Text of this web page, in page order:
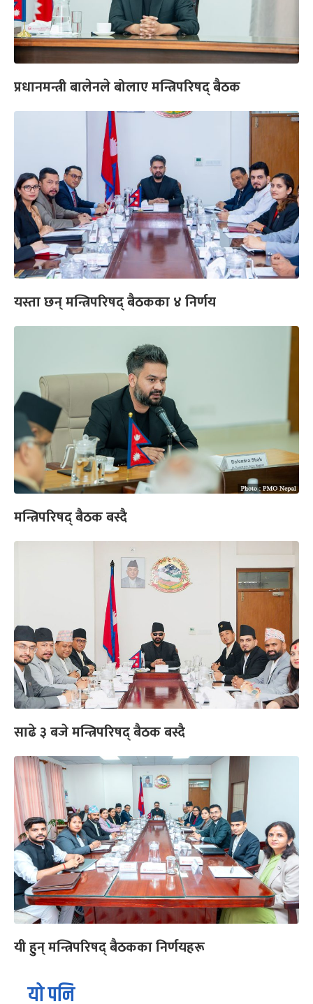
प्रधानमन्त्री बालेनले बोलाए मन्त्रिपरिषद् बैठक
यस्ता छन् मन्त्रिपरिषद् बैठकका ४ निर्णय
मन्त्रिपरिषद् बैठक बस्दै
साढे ३ बजे मन्त्रिपरिषद् बैठक बस्दै
यी हुन् मन्त्रिपरिषद् बैठकका निर्णयहरू
यो पनि